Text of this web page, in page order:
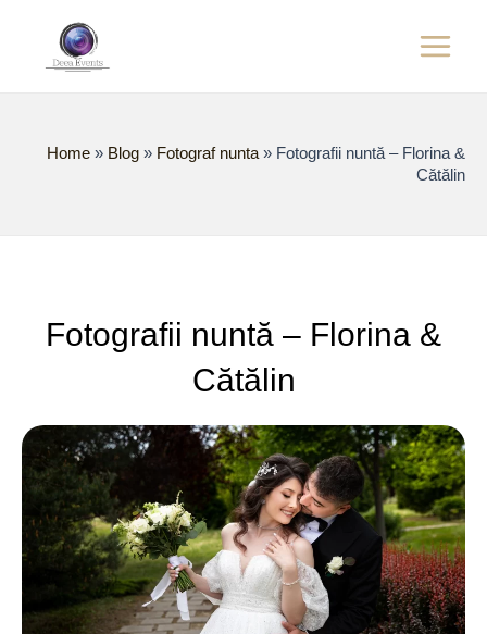
Menu
Home » Blog » Fotograf nunta » Fotografii nuntă – Florina &
Cătălin
Fotografii nuntă – Florina &
Cătălin